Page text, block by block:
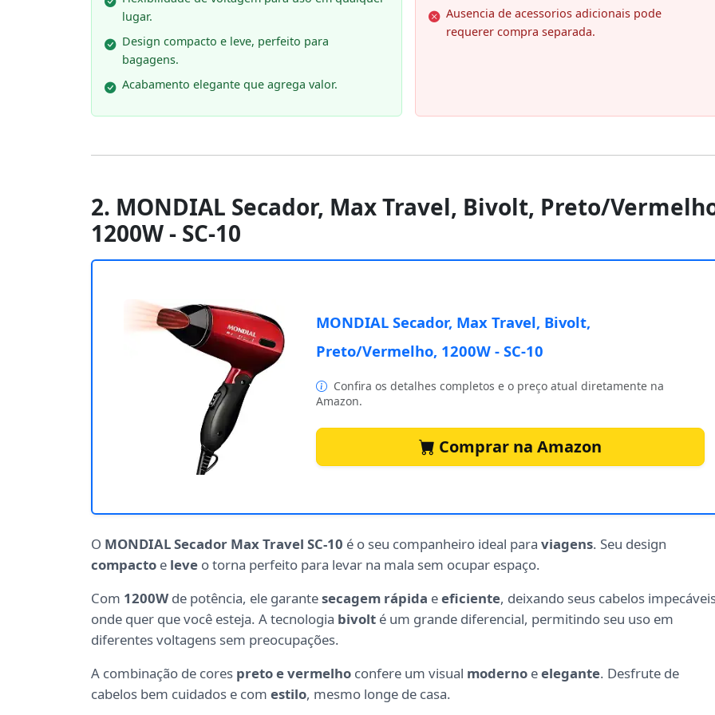
lugar.
Design compacto e leve, perfeito para
bagagens.
Acabamento elegante que agrega valor.
Ausencia de acessorios adicionais pode
requerer compra separada.
2. MONDIAL Secador, Max Travel, Bivolt, Preto/
1200W - SC-10
MONDIAL Secador, Max Travel, Bivolt,
Preto/Vermelho, 1200W - SC-10
Confira os detalhes completos e o preço atual diretamente na
Amazon.
Comprar na Amazon
O MONDIAL Secador Max Travel SC-10 é o seu companheiro ideal para viagens. Seu design
compacto e leve o torna perfeito para levar na mala sem ocupar espaço.
Com 1200W de potência, ele garantesecagem rápida eeficiente, deixando seus cabelos
onde quer que você esteja. A tecnologia bivolt é um grande diferencial, permitindo seu uso em
diferentes voltagens sem preocupações.
A combinação de cores preto e vermelho confere um visual moderno eelegante. Desfrute de
cabelos bem cuidados e com estilo, mesmo longe de casa.